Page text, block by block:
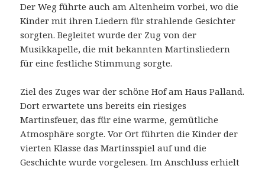
Der Weg führte auch am Altenheim vorbei, wo die
Kinder mit ihren Liedern für strahlende Gesichter
sorgten. Begleitet wurde der Zug von der
Musikkapelle, die mit bekannten Martinsliedern
für eine festliche Stimmung sorgte.
Ziel des Zuges war der schöne Hof am Haus Palland.
Dort erwartete uns bereits ein riesiges
Martinsfeuer, das für eine warme, gemütliche
Atmosphäre sorgte. Vor Ort führten die Kinder der
vierten Klasse das Martinsspiel auf und die
Geschichte wurde vorgelesen. Im Anschluss erhielt